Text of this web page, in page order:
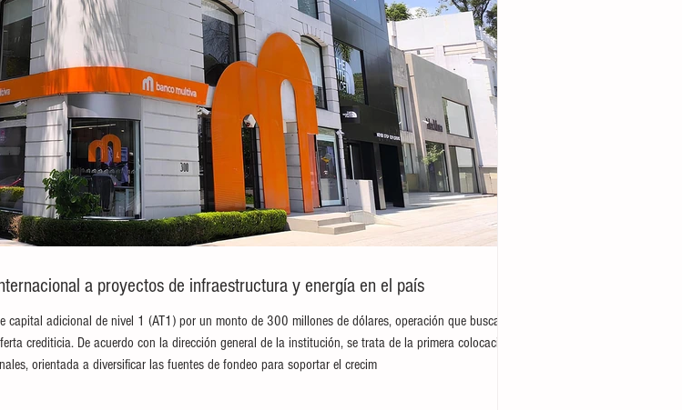
a proyectos de infraestructura y energía en el país
capital adicional de nivel 1 (AT1) por un monto de 300 millones de dólares, operación que busca
crediticia. De acuerdo con la dirección general de la institución, se trata de la primera colocación
orientada a diversificar las fuentes de fondeo para soportar el crecim